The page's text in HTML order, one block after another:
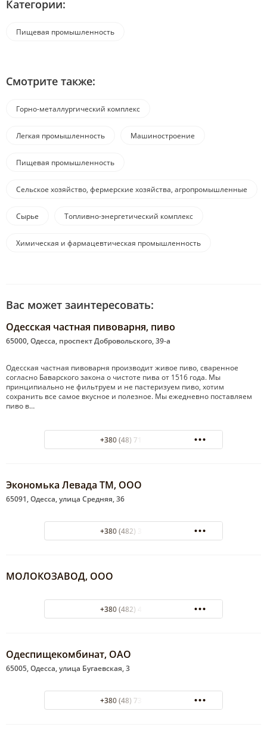
Категории:
Пищевая промышленность
Смотрите также:
Горно-металлургический комплекс
Легкая промышленность Машиностроение
Пищевая промышленность
Сельское хозяйство, фермерские хозяйства, агропромышленные
Сырье Топливно-энергетический комплекс
Химическая и фармацевтическая промышленность
Вас может заинтересовать:
Одесская частная пивоварня, пиво
65000, Одесса, проспект Добровольского, 39-а
Одесская частная пивоварня производит живое пиво, сваренное
согласно Баварского закона о чистоте пива от 1516 года. Мы
принципиально не фильтруем и не пастеризуем пиво, хотим
сохранить все самое вкусное и полезное. Мы ежедневно поставляем
пиво в…
+380 (48) 719-67-69
Экономька Левада ТМ, ООО
65091, Одесса, улица Средняя, 36
+380 (482) 37-57-89
МОЛОКОЗАВОД, ООО
+380 (482) 49-51-19
Одеспищекомбинат, ОАО
65005, Одесса, улица Бугаевская, 3
+380 (48) 731-19-75